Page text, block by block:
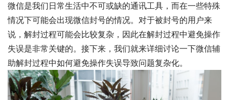
微信是我们日常生活中不可或缺的通讯工具，而在一些特殊
情况下可能会出现微信封号的情况。对于被封号的用户来
说，解封过程可能会比较复杂，因此在解封过程中避免操作
失误是非常关键的。接下来，我们就来详细讨论一下微信辅
助解封过程中如何避免操作失误导致问题复杂化。